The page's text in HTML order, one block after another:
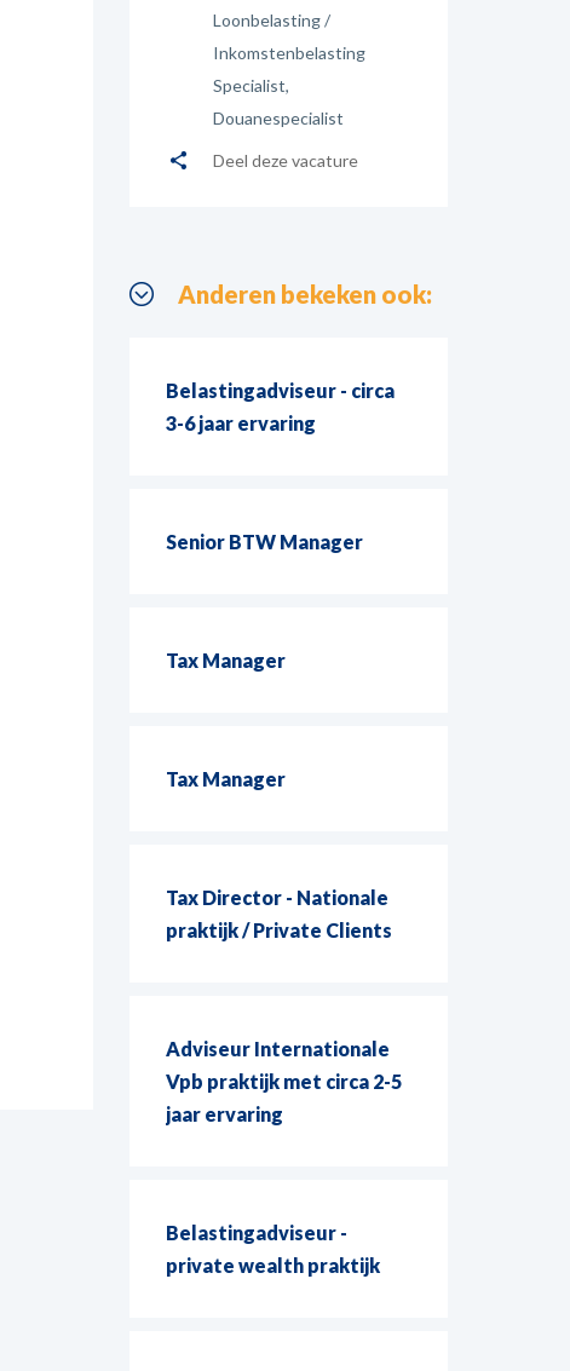
Loonbelasting /
Inkomstenbelasting
Specialist
Douanespecialist
Deel deze vacature
Anderen bekeken ook:
Belastingadviseur - circa
3-6 jaar ervaring
Senior BTW Manager
Tax Manager
Tax Manager
Tax Director - Nationale
praktijk / Private Clients
Adviseur Internationale
Vpb praktijk met circa 2-5
jaar ervaring
Belastingadviseur -
private wealth praktijk